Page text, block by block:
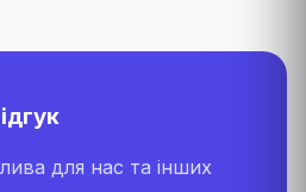
для нас та інших